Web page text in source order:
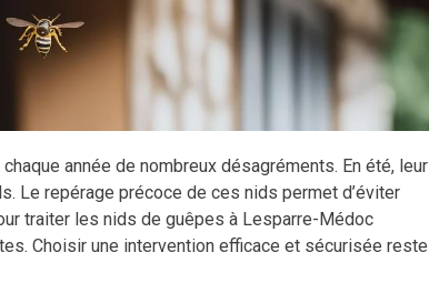
année de nombreux désagréments. En été, leur
Le repérage précoce de ces nids permet d’éviter
traiter les nids de guêpes à Lesparre-Médoc
Choisir une intervention efficace et sécurisée reste